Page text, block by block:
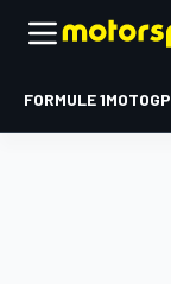
FORMULE 1MOTOGP